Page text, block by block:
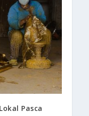
Pasca